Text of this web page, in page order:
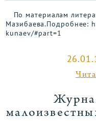
По материалам
Мазибаева.Подробнее:
kunaev/#part=1